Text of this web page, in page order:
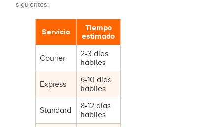
siguientes:
Servicio
Tiempo
estimado
Courier
2-3 días
hábiles
Express
6-10 días
hábiles
Standard
8-12 días
hábiles